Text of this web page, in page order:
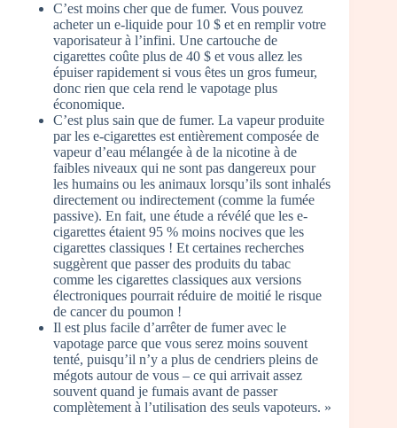
C’est moins cher que de fumer. Vous pouvez
acheter un e-liquide pour 10 $ et en remplir votre
vaporisateur à l’infini. Une cartouche de
cigarettes coûte plus de 40 $ et vous allez les
épuiser rapidement si vous êtes un gros fumeur,
donc rien que cela rend le vapotage plus
économique.
C’est plus sain que de fumer. La vapeur produite
par les e-cigarettes est entièrement composée de
vapeur d’eau mélangée à de la nicotine à de
faibles niveaux qui ne sont pas dangereux pour
les humains ou les animaux lorsqu’ils sont inhalés
directement ou indirectement (comme la fumée
passive). En fait, une étude a révélé que les e-
cigarettes étaient 95 % moins nocives que les
cigarettes classiques ! Et certaines recherches
suggèrent que passer des produits du tabac
comme les cigarettes classiques aux versions
électroniques pourrait réduire de moitié le risque
de cancer du poumon !
Il est plus facile d’arrêter de fumer avec le
vapotage parce que vous serez moins souvent
tenté, puisqu’il n’y a plus de cendriers pleins de
mégots autour de vous – ce qui arrivait assez
souvent quand je fumais avant de passer
complètement à l’utilisation des seuls vapoteurs. »